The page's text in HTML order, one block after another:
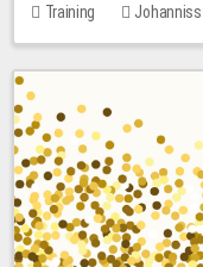
Training
7 places
10.00 EUR